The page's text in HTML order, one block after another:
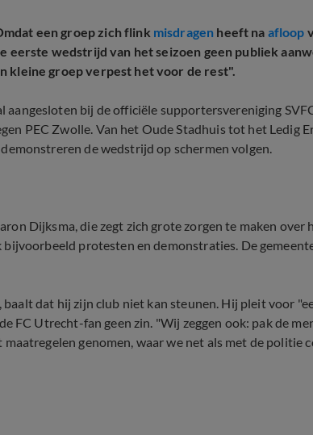
een groep zich flink misdragen heeft na afloop
eerste wedstrijd van het seizoen geen publiek
kleine groep verpest het voor de rest".
bij de officiële supportersvereniging
PEC Zwolle. Van het Oude Stadhuis tot het Ledig
de wedstrijd op schermen volgen.
Dijksma, die zegt zich grote zorgen te maken over
protesten en demonstraties. De
dat hij zijn club niet kan steunen. Hij pleit voor
FC Utrecht-fan geen zin. "Wij zeggen ook: pak de
genomen, waar we net als met de politie